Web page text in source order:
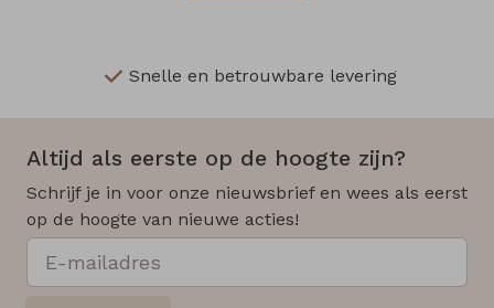
Snelle en betrouwbare levering
Altijd als eerste op de hoogte zijn?
Schrijf je in voor onze nieuwsbrief en wees als eerst
op de hoogte van nieuwe acties!